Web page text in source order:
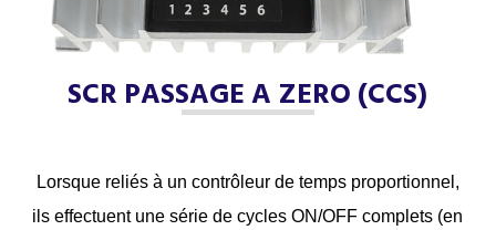
SCR PASSAGE A ZERO (CCS)
Lorsque reliés à un contrôleur de temps proportionnel,
ils effectuent une série de cycles ON/OFF complets (en